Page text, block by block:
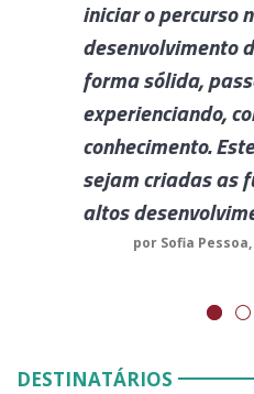
de uma
testando,
permite que
para mais
software.
GALILEU na área de
DESTINATÁRIOS